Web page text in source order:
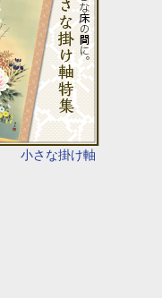
小さな掛け軸